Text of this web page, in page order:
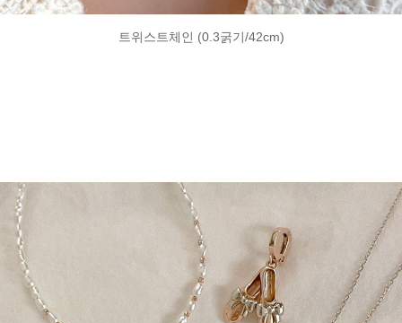
트위스트체인 (0.3굵기/42cm)